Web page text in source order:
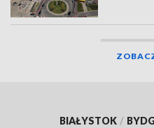
BIAŁYSTOK /